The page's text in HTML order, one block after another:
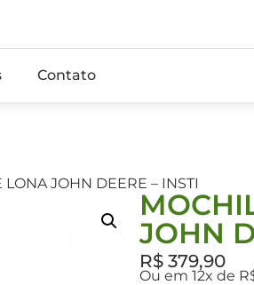
Contato
LONA JOHN DEERE – INSTI
JOHN
R$ 379,90
Ou em 12x de